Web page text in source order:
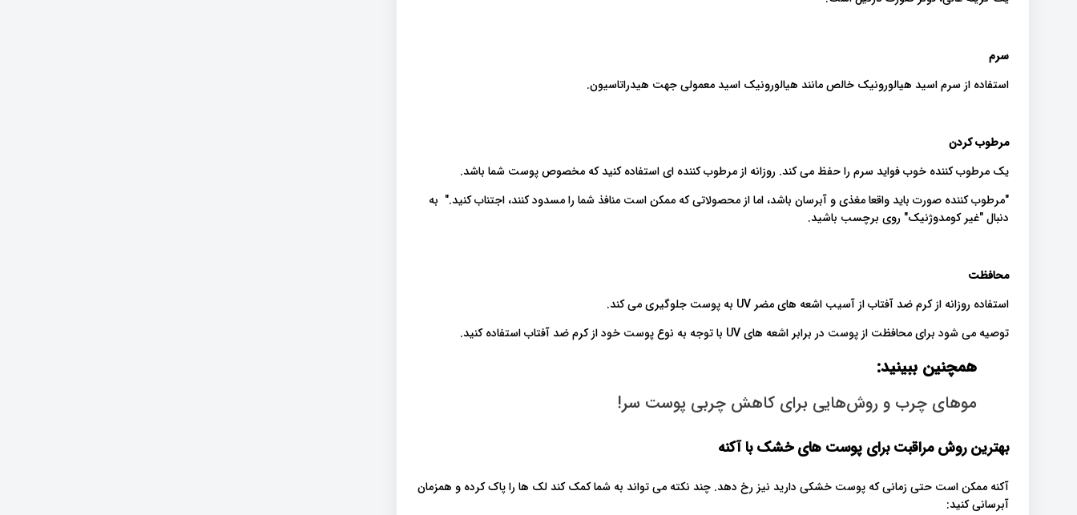
سرم
استفاده از سرم اسید هیالورونیک خالص مانند هیالورونیک اسید معمولی جهت هیدراتاسیون.
مرطوب کردن
یک مرطوب کننده خوب فواید سرم را حفظ می کند. روزانه از مرطوب کننده ای استفاده کنید که مخصوص پوست شما باشد.
"مرطوب کننده صورت باید واقعا مغذی و آبرسان باشد، اما از محصولاتی که ممکن است منافذ شما را مسدود کنند، اجتناب کنید." به
دنبال "غیر کومدوژنیک" روی برچسب باشید.
محافظت
استفاده روزانه از کرم ضد آفتاب از آسیب اشعه های مضر UV به پوست جلوگیری می کند.
توصیه می شود برای محافظت از پوست در برابر اشعه های UV با توجه به نوع پوست خود از کرم ضد آفتاب استفاده کنید.
همچنین ببینید:
موهای چرب و روش‌هایی برای کاهش چربی پوست سر!
بهترین روش مراقبت برای پوست های خشک با آکنه
آکنه ممکن است حتی زمانی که پوست خشکی دارید نیز رخ دهد. چند نکته می تواند به شما کمک کند لک ها را پاک کرده و همزمان
آبرسانی کنید: